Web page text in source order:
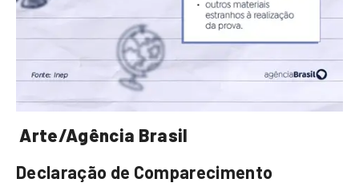
Arte/Agência Brasil
Declaração de Comparecimento